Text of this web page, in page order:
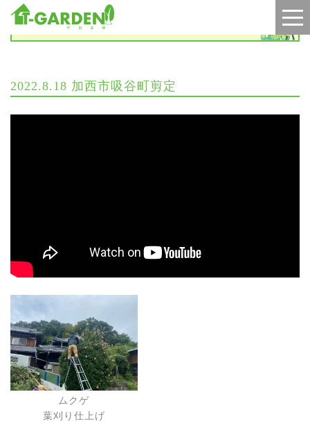
施工実績
2022.8.18 加西市吸谷町剪定
ムクゲ
葉刈り仕上げ